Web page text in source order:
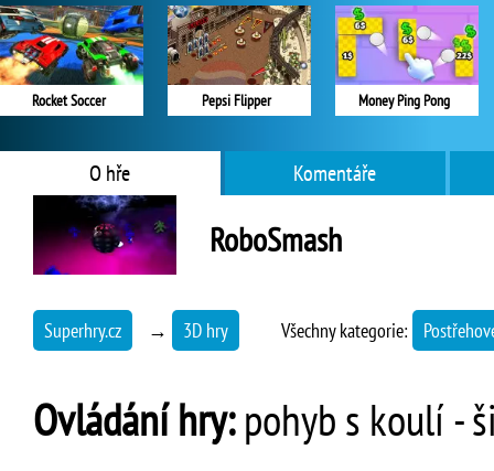
Rocket Soccer Pepsi Flipper Money Ping Pong
O hře Komentáře
RoboSmash
Superhry.cz → 3D hry Všechny kategorie:
Ovládání hry:pohyb s koulí -